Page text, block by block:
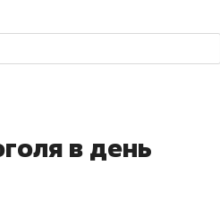
в день